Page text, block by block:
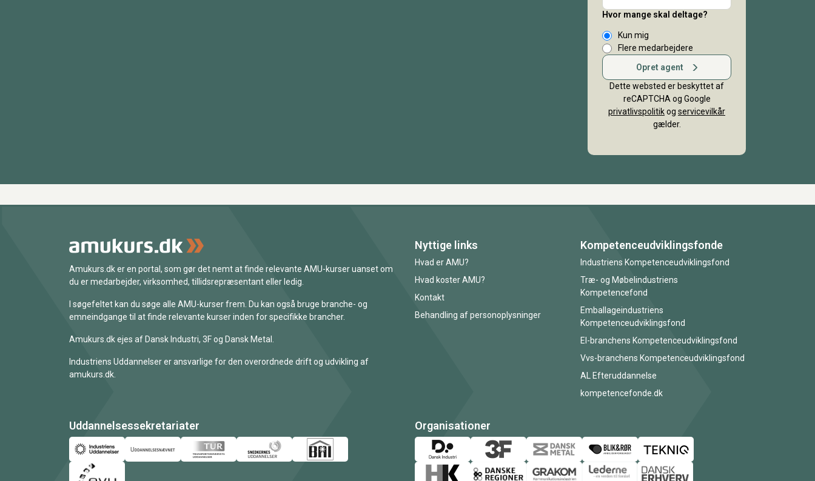
Hvor mange skal deltage?
Kun mig
Flere medarbejdere
Opret agent
Dette websted er beskyttet af
reCAPTCHA og Google
privatlivspolitikog servicevilkår
gælder.
Amukurs.dk er en portal, som gør det nemt at finde relevante AMU-kurser uanset om
du er medarbejder, virksomhed, tillidsrepræsentant eller ledig.
I søgefeltet kan du søge alle AMU-kurser frem. Du kan også bruge branche- og
emneindgange til at finde relevante kurser inden for specifikke brancher.
Amukurs.dk ejes af Dansk Industri, 3F og Dansk Metal.
Industriens Uddannelser er ansvarlige for den overordnede drift og udvikling af
amukurs.dk.
Nyttige links
Hvad er AMU?
Hvad koster AMU?
Kontakt
Behandling af personoplysninger
Kompetenceudviklingsfonde
Industriens Kompetenceudviklingsfond
Træ- og Møbelindustriens
Kompetencefond
Emballageindustriens
Kompetenceudviklingsfond
El-branchens Kompetenceudviklingsfond
Vvs-branchens Kompetenceudviklingsfond
AL Efteruddannelse
kompetencefonde.dk
Uddannelsessekretariater Organisationer